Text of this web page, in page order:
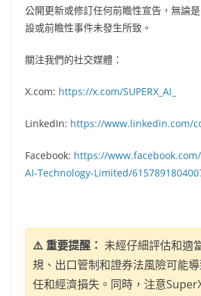
公開更新或修訂任何前瞻性宣告，無論
設或前瞻性事件未發生所致。
關注我們的社交媒體：
X.com: https://x.com/SUPERX_AI_
LinkedIn: https://www.linkedin.com/
Facebook: https://
AI-Technology-Limited/
⚠️ 重要提醒： 未經仔細評估和適
規、出口管制和證券法風險可能
任和經濟損失。同時，注意